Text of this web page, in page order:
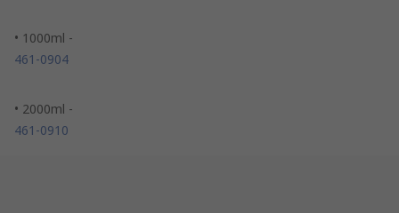
• 1000ml -
461-0904
• 2000ml -
461-0910